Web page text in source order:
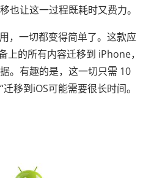
也让这一过程既耗时又费力。
，一切都变得简单了。这款应
的所有内容迁移到 iPhone，
。有趣的是，这一切只需 10
移到iOS可能需要很长时间。